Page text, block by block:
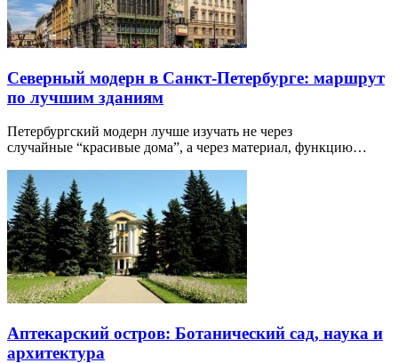
Северный модерн в Санкт-Петербурге: маршрут
по лучшим зданиям
Петербургский модерн лучше изучать не через
случайные “красивые дома”, а через материал, функцию…
Аптекарский остров: Ботанический сад, наука и
архитектура